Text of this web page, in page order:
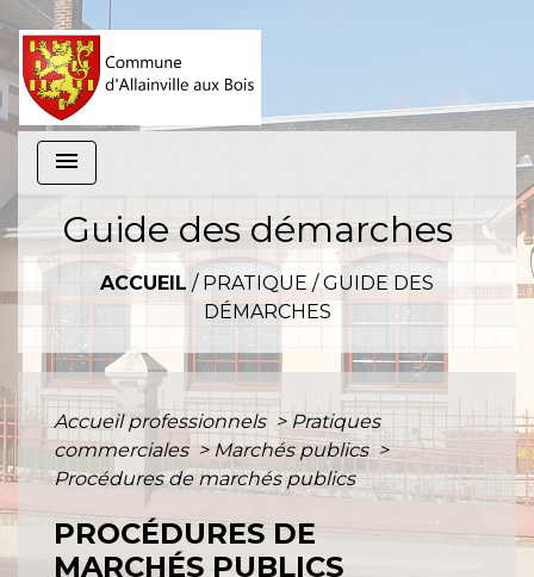
menu
Guide des démarches
ACCUEIL / PRATIQUE/GUIDE DES
DÉMARCHES
Accueil professionnels > Pratiques
commerciales> Marchés publics>
Procédures de marchés publics
PROCÉDURES DE
MARCHÉS PUBLICS